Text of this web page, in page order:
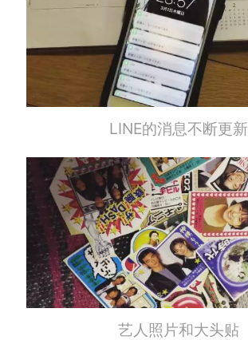
LINE的消息不断更新
艺人照片和大头贴